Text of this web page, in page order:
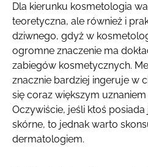
Dla kierunku kosmetologia
teoretyczna, ale również i
dziwnego, gdyż w
ogromne znaczenie ma
zabiegów kosmetycznych.
znacznie bardziej ingeruje w
się coraz większym
Oczywiście, jeśli ktoś
skórne, to jednak warto
dermatologiem.